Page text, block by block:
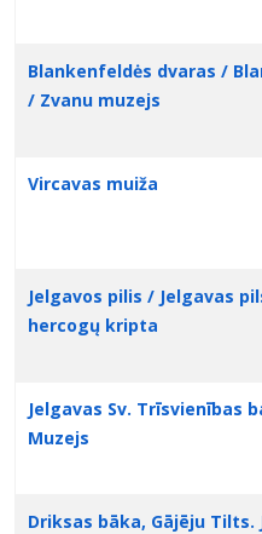
Blankenfeldės dvaras /
/ Zvanu muzejs
Vircavas muiža
Jelgavos pilis / Jelgavas
hercogų kripta
Jelgavas Sv. Trīsvienības
Muzejs
Driksas bāka, Gājēju Tilts.